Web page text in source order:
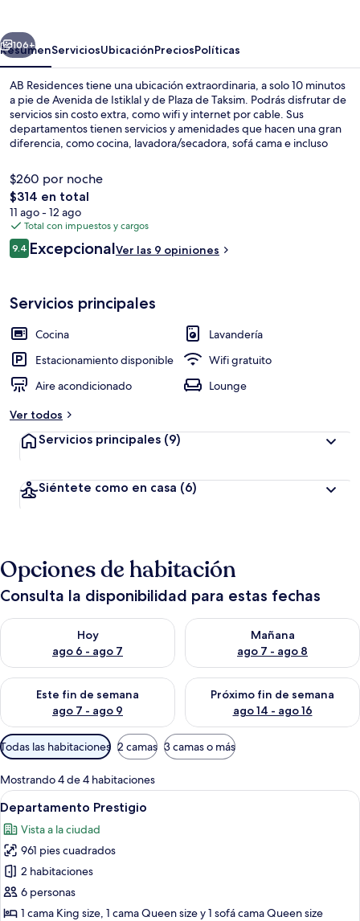
Siguiente
106+
ResumenServiciosUbicaciónPreciosPolíticas
AB Residences tiene una ubicación extraordinaria, a solo 10 minutos
a pie de Avenida de Istiklal y de Plaza de Taksim. Podrás disfrutar de
servicios sin costo extra, como wifi y internet por cable. Sus
departamentos tienen servicios y amenidades que hacen una gran
diferencia, como cocina, lavadora/secadora, sofá cama e incluso
algunas opciones de transporte público: Estación de metro Taksim
está a 7 minutos y Estación de tranvía Tophane está a 10 minutos.
$260 por noche
El
precio
total
es
de
$314 en total
11 ago - 12 ago
Total con impuestos y cargos
Opiniones
9.49.4 de 10,
ExcepcionalVer las 9 opiniones
Servicios principales
Cocina
Lavandería
Estacionamiento disponible
Wifi gratuito
Aire acondicionado
Lounge
Ver todos
Servicios principales (9)
Siéntete como en casa (6)
Opciones de habitación
Consulta la disponibilidad para estas fechas
Hoy
ago 6 - ago 7
Consulta la disponibilidad para hoy ago 6 - ago 7
Mañana
ago 7 - ago 8
Consulta la disponibilidad
Este fin de semana
ago 7 - ago 9
Consulta la disponibilidad para este fin de semana ago 7 -
Próximo fin de semana
ago 14 - ago 16
Consulta la disponibilidad
Filtros
disponibles
para
las
habitaciones
Todas las habitaciones 2 camas 3 camas o más
Mostrando 4 de 4 habitaciones
Abrir
todas
las
fotos
de
Departamento
Prestigio
Amplia sala de estar con un sofá
25
Departamento Prestigio
Vista a la ciudad
961 pies cuadrados
2 habitaciones
6 personas
1 cama King size, 1 cama Queen size y 1 sofá cama Queen size